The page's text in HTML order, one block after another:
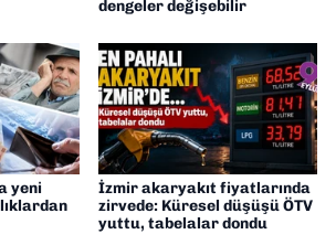
dengeler değişebilir
yeni
İzmir akaryakıt fiyatlarında
zirvede: Küresel düşüşü ÖTV
yuttu, tabelalar dondu